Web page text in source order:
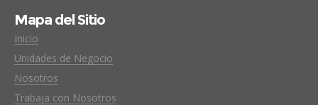
Mapa del Sitio
Inicio
Unidades de Negocio
Nosotros
Trabaja con Nosotros